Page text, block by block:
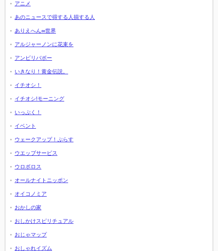
アニメ
あのニュースで得する人損する人
ありえへん∞世界
アルジャーノンに花束を
アンビリバボー
いきなり！黄金伝説。
イチオシ！
イチオシ!モーニング
いっぷく！
イベント
ウェークアップ！ぷらす
ウエッブサービス
ウロボロス
オールナイトニッポン
オイコノミア
おかしの家
おしかけスピリチュアル
おじゃマップ
おしゃれイズム